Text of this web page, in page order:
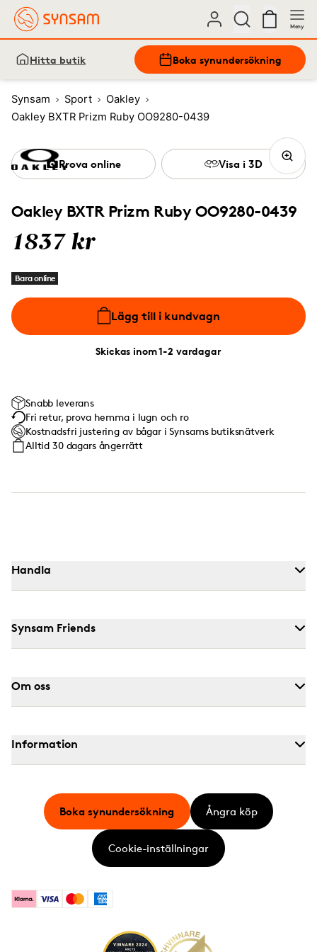
Meny
Hitta butik Boka synundersökning
Synsam Sport
Oakley
Oakley BXTR Prizm Ruby OO9280-0439
Oakley BXTR Prizm Ruby OO9280-0439
1837 kr
Bara online
Lägg till i kundvagn
Skickas inom 1-2 vardagar
Prova online Visa i 3D
Snabb leverans
Fri retur, prova hemma i lugn och ro
Kostnadsfri justering av bågar i Synsams butiksnätverk
Alltid 30 dagars ångerrätt
Handla
Synsam Friends
Om oss
Information
KlarnaVisa MastercardAmerican Express
Boka synundersökning Ångra köp
Cookie-inställningar